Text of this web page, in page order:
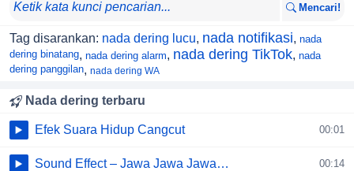
Mencari!
Tag disarankan: nada dering lucu, nada notifikasi, nada
dering binatang, nada dering alarm, nada dering TikTok, nada
dering panggilan, nada dering WA
Nada dering terbaru
Efek Suara Hidup Cangcut 00:01
Sound Effect – Jawa Jawa Jawa… 00:14